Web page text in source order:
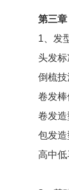
第三章
1、发
头发
倒梳技
卷发棒
卷发造
包发造
高中低